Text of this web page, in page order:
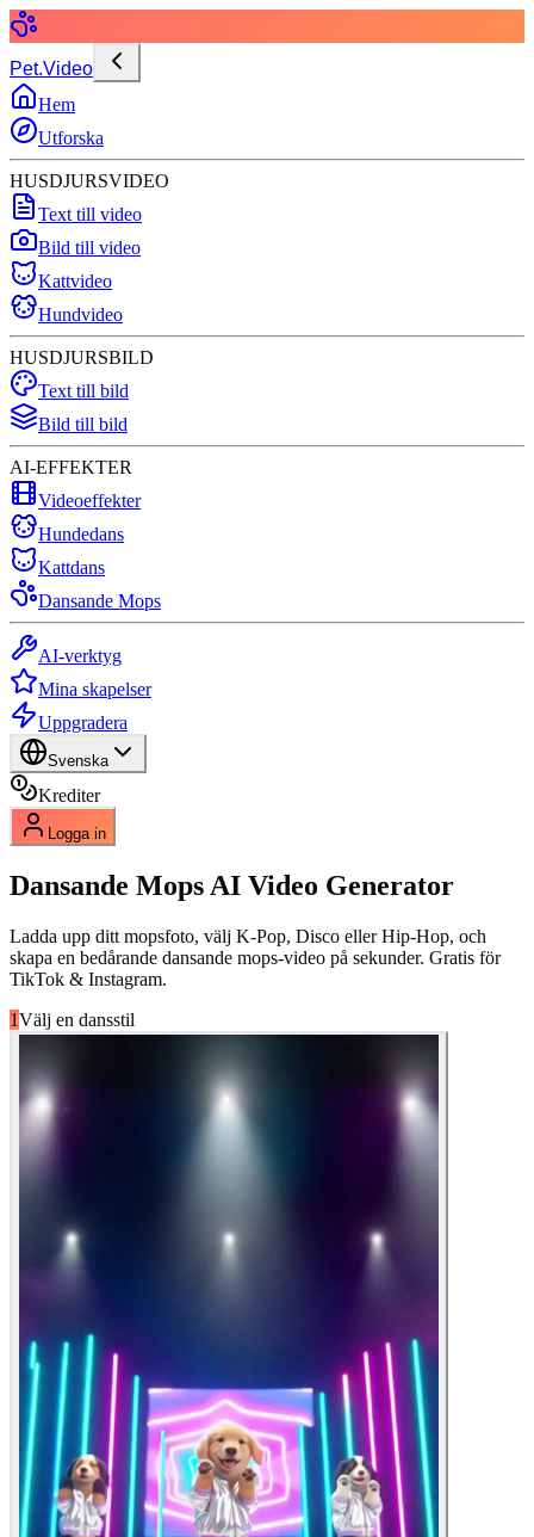
Pet.Video
Hem
Utforska
HUSDJURSVIDEO
Text till video
Bild till video
Kattvideo
Hundvideo
HUSDJURSBILD
Text till bild
Bild till bild
AI-EFFEKTER
Videoeffekter
Hundedans
Kattdans
Dansande Mops
AI-verktyg
Mina skapelser
Uppgradera
Svenska
Krediter
Logga in
Dansande Mops AI Video Generator
Ladda upp ditt mopsfoto, välj K-Pop, Disco eller Hip-Hop, och
skapa en bedårande dansande mops-video på sekunder. Gratis för
TikTok & Instagram.
1Välj en dansstil